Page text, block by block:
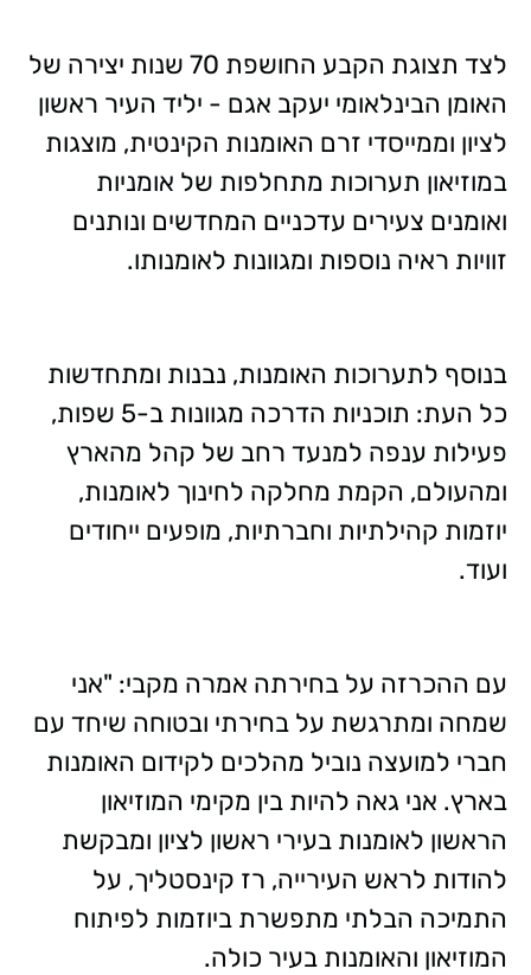
לצד תצוגת הקבע החושפת 70 שנות יצירה של
האומן הבינלאומי יעקב אגם - יליד העיר ראשון
לציון וממייסדי זרם האומנות הקינטית, מוצגות
במוזיאון תערוכות מתחלפות של אומניות
ואומנים צעירים עדכניים המחדשים ונותנים
זוויות ראיה נוספות ומגוונות לאומנותו.
בנוסף לתערוכות האומנות, נבנות ומתחדשות
כל העת: תוכניות הדרכה מגוונות ב-5 שפות,
פעילות ענפה למנעד רחב של קהל מהארץ
ומהעולם, הקמת מחלקה לחינוך לאומנות,
יוזמות קהילתיות וחברתיות, מופעים ייחודים
ועוד.
עם ההכרזה על בחירתה אמרה מקבי: "אני
שמחה ומתרגשת על בחירתי ובטוחה שיחד עם
חברי למועצה נוביל מהלכים לקידום האומנות
בארץ. אני גאה להיות בין מקימי המוזיאון
הראשון לאומנות בעירי ראשון לציון ומבקשת
להודות לראש העירייה, רז קינסטליך, על
התמיכה הבלתי מתפשרת ביוזמות לפיתוח
המוזיאון והאומנות בעיר כולה.